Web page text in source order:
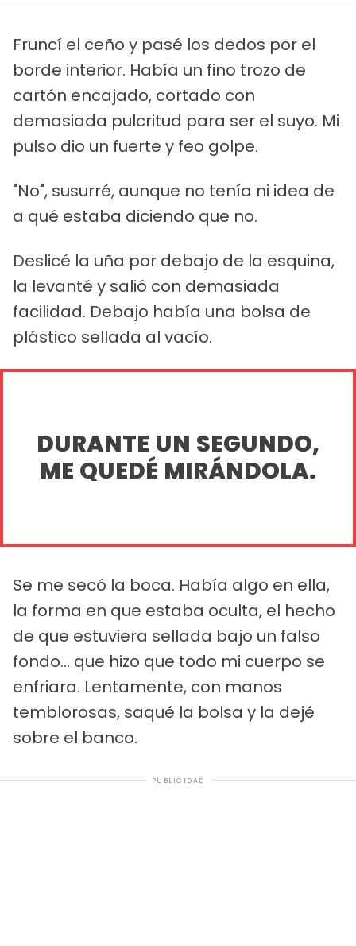
Fruncí el ceño y pasé los dedos por el
borde interior. Había un fino trozo de
cartón encajado, cortado con
demasiada pulcritud para ser el suyo. Mi
pulso dio un fuerte y feo golpe.
"No", susurré, aunque no tenía ni idea de
a qué estaba diciendo que no.
Deslicé la uña por debajo de la esquina,
la levanté y salió con demasiada
facilidad. Debajo había una bolsa de
plástico sellada al vacío.
DURANTE UN SEGUNDO,
ME QUEDÉ MIRÁNDOLA.
Se me secó la boca. Había algo en ella,
la forma en que estaba oculta, el hecho
de que estuviera sellada bajo un falso
fondo... que hizo que todo mi cuerpo se
enfriara. Lentamente, con manos
temblorosas, saqué la bolsa y la dejé
sobre el banco.
PUBLICIDAD